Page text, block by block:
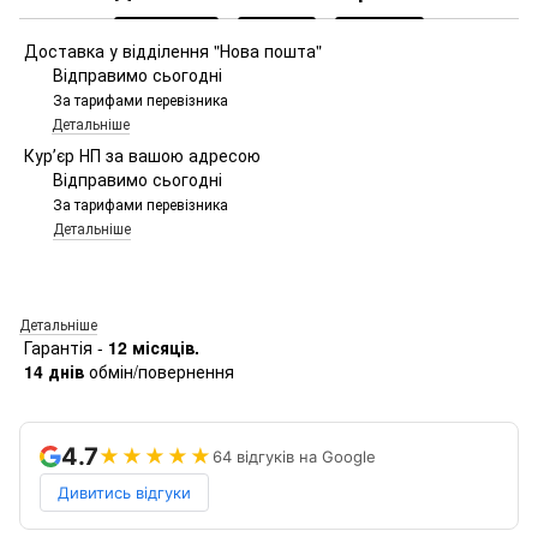
Доставка у відділення "Нова пошта"
Відправимо сьогодні
За тарифами перевізника
Детальніше
Курʼєр НП за вашою адресою
Відправимо сьогодні
За тарифами перевізника
Детальніше
Детальніше
Гарантія - 12 місяців.
14 днів обмін/повернення
4.7★★★★★64 відгуків на Google
Дивитись відгуки